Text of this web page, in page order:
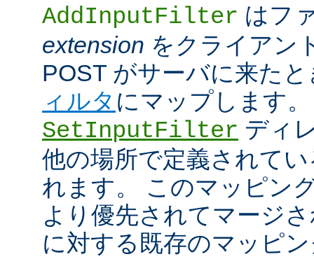
AddInputFilter はフ
extension をクライアン
POST がサーバに来た
ィルタ にマップします
SetInputFilter ディ
他の場所で定義されて
れます。 このマッピン
より優先されてマージ
に対する既存のマッピ